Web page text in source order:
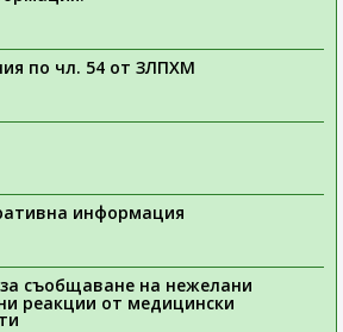
по чл. 54 от ЗЛПХМ
информация
съобщаване на нежелани
реакции от медицински